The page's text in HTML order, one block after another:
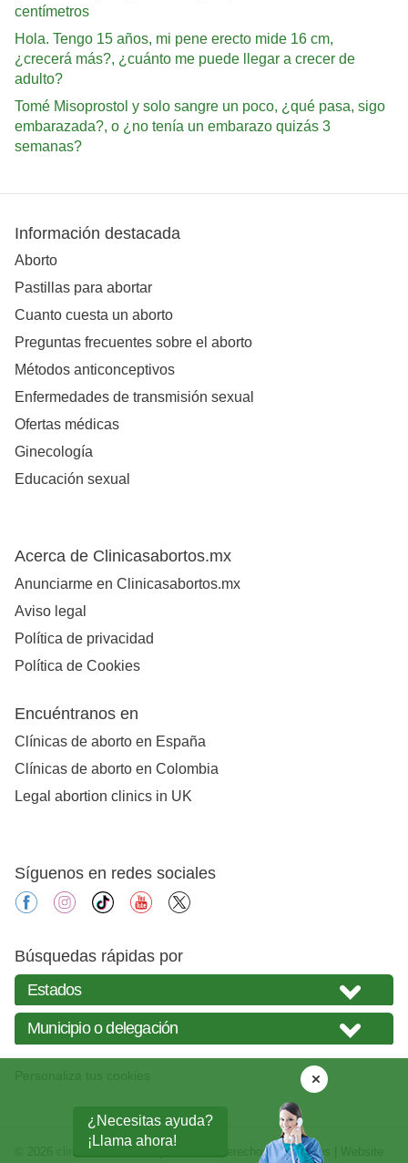
centímetros
Hola. Tengo 15 años, mi pene erecto mide 16 cm,
¿crecerá más?, ¿cuánto me puede llegar a crecer de
adulto?
Tomé Misoprostol y solo sangre un poco, ¿qué pasa, sigo
embarazada?, o ¿no tenía un embarazo quizás 3
semanas?
¿Necesitas ayuda?
¡Llama ahora!
Información destacada
Aborto
Pastillas para abortar
Cuanto cuesta un aborto
Preguntas frecuentes sobre el aborto
Métodos anticonceptivos
Enfermedades de transmisión sexual
Ofertas médicas
Ginecología
Educación sexual
Acerca de Clinicasabortos.mx
Anunciarme en Clinicasabortos.mx
Aviso legal
Política de privacidad
Política de Cookies
Encuéntranos en
Clínicas de aborto en España
Clínicas de aborto en Colombia
Legal abortion clinics in UK
Síguenos en redes sociales
facebookinstagram
tiktok youtube
Búsquedas rápidas por
clinicasabortos.mx | Todos los derechos reservados | Website